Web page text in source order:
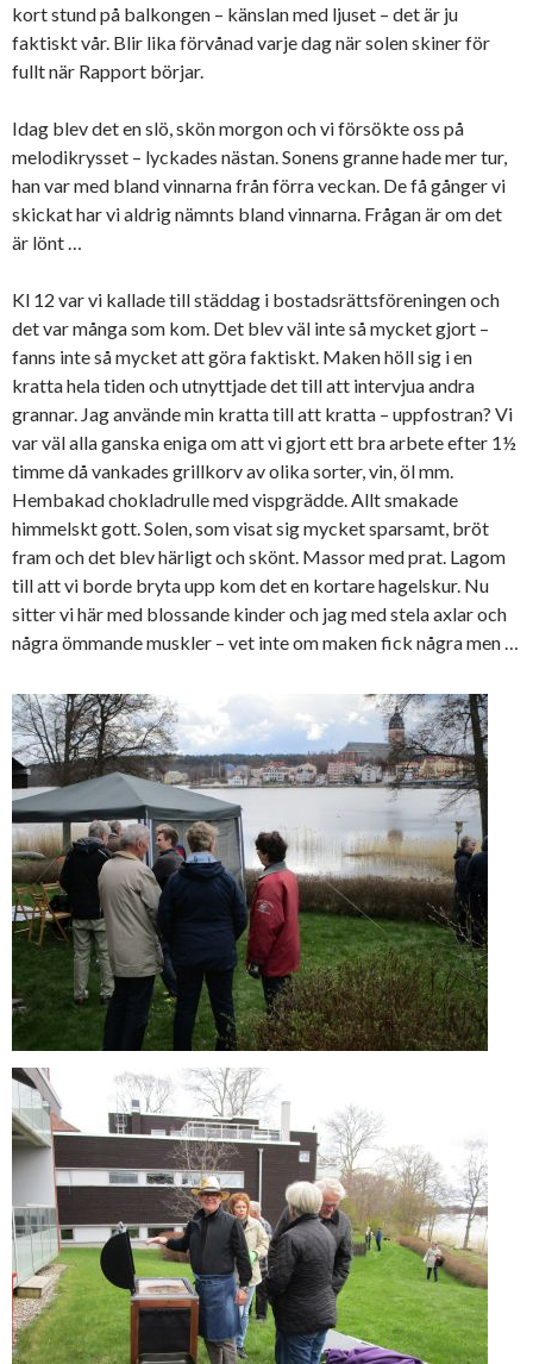
kort stund på balkongen – känslan med ljuset – det är ju
faktiskt vår. Blir lika förvånad varje dag när solen skiner för
fullt när Rapport börjar.
Idag blev det en slö, skön morgon och vi försökte oss på
melodikrysset – lyckades nästan. Sonens granne hade mer tur,
han var med bland vinnarna från förra veckan. De få gånger vi
skickat har vi aldrig nämnts bland vinnarna. Frågan är om det
är lönt …
Kl 12 var vi kallade till städdag i bostadsrättsföreningen och
det var många som kom. Det blev väl inte så mycket gjort –
fanns inte så mycket att göra faktiskt. Maken höll sig i en
kratta hela tiden och utnyttjade det till att intervjua andra
grannar. Jag använde min kratta till att kratta – uppfostran? Vi
var väl alla ganska eniga om att vi gjort ett bra arbete efter 1½
timme då vankades grillkorv av olika sorter, vin, öl mm.
Hembakad chokladrulle med vispgrädde. Allt smakade
himmelskt gott. Solen, som visat sig mycket sparsamt, bröt
fram och det blev härligt och skönt. Massor med prat. Lagom
till att vi borde bryta upp kom det en kortare hagelskur. Nu
sitter vi här med blossande kinder och jag med stela axlar och
några ömmande muskler – vet inte om maken fick några men …